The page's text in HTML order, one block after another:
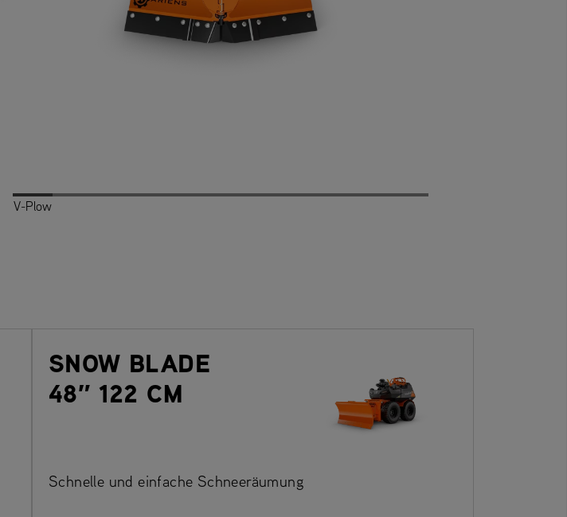
V-Plow
SNOW BLADE
48″ 122 CM
Schnelle und einfache Schneeräumung